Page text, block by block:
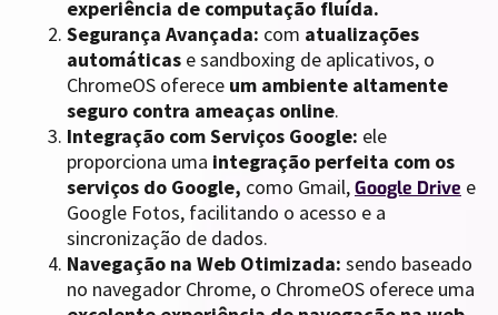
experiência de computação fluída.
Segurança Avançada: com atualizações
automáticas e sandboxing de aplicativos, o
ChromeOS oferece um ambiente altamente
seguro contra ameaças online.
Integração com Serviços Google: ele
proporciona uma integração perfeita com os
serviços do Google, como Gmail,Google Drive e
Google Fotos, facilitando o acesso e a
sincronização de dados.
Navegação na Web Otimizada: sendo baseado
no navegador Chrome, o ChromeOS oferece uma